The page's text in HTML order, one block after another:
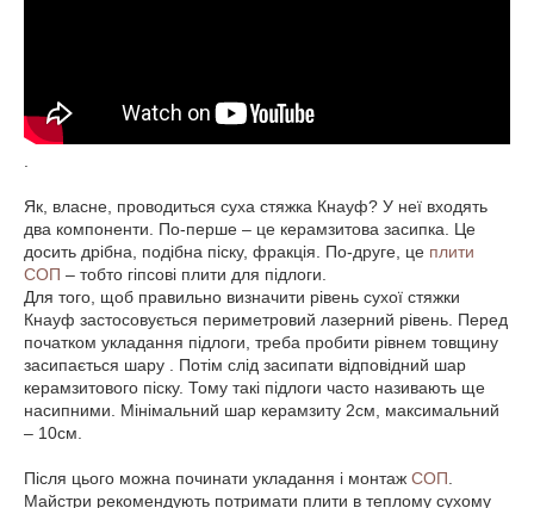
Як, власне, проводиться суха стяжка Кнауф? У неї входять
два компоненти. По-перше – це керамзитова засипка. Це
досить дрібна, подібна піску, фракція. По-друге, це плити
СОП – тобто гіпсові плити для підлоги.
Для того, щоб правильно визначити рівень сухої стяжки
Кнауф застосовується периметровий лазерний рівень. Перед
початком укладання підлоги, треба пробити рівнем товщину
засипається шару . Потім слід засипати відповідний шар
керамзитового піску. Тому такі підлоги часто називають ще
насипними. Мінімальний шар керамзиту 2см, максимальний
– 10см.
Після цього можна починати укладання і монтаж СОП
Майстри рекомендують потримати плити в теплому сухому